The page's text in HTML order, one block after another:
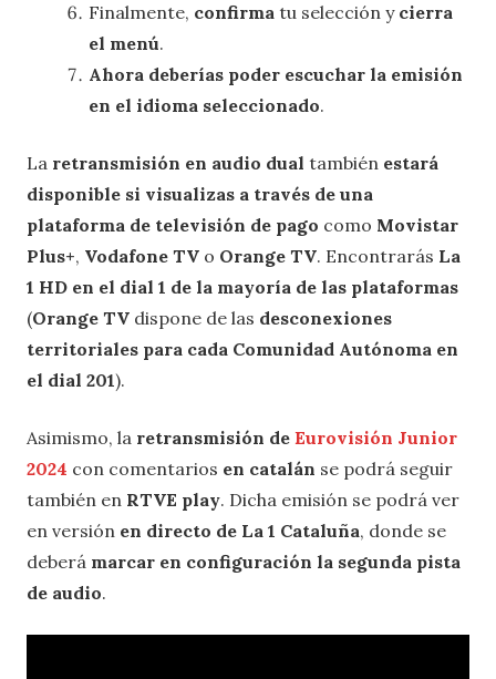
Finalmente, confirma tu selección y cierra
el menú.
Ahora deberías poder escuchar la emisión
en el idioma seleccionado.
La retransmisión en audio dual también estará
disponible si visualizas a través de una
plataforma de televisión de pago como Movistar
Plus+, Vodafone TV o Orange TV. Encontrarás La
1 HD en el dial 1 de la mayoría de las plataformas
(Orange TV dispone de las desconexiones
territoriales para cada Comunidad Autónoma en
el dial 201).
Asimismo, la retransmisión de Eurovisión Junior
2024 con comentarios en catalán se podrá seguir
también en RTVE play. Dicha emisión se podrá ver
en versión en directo de La 1 Cataluña, donde se
deberá marcar en configuración la segunda pista
de audio.